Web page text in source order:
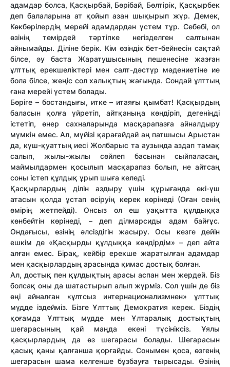
адамдар болса, Қасқырбай, Бөрібай, Бөлтірік, Қасқырбек
деп балаларына ат қойып азан шықырып жүр. Демек,
Көкбөрілердің мерейі адамдардан үстем тұр. Себебі, ол
өзінің темірдей тәртіпке негізделген салтынан
айнымайды. Діліне берік. Кім өзіндік бет-бейнесін сақтай
білсе, әу баста Жаратушысының пешенесіне жазған
ұлттық ерекшеліктері мен салт-дәстүр мәдениетіне ие
бола білсе, жеңіс сол халықтың жағында. Сондай ұлттың
ғана мерейі үстем болады.
Бөріге – бостандығы, итке – итаяғы қымбат! Қасқырдың
баласын қолға үйретіп, айтқаныңа көндіріп, дегеніңді
істетіп, өнер сахналарында масқарапазға айналдыру
мүмкін емес. Ал, мүйізі қарағайдай аң патшысы Арыстан
да, күш-қуаттың иесі Жолбарыс та аузында аздап тамақ
салып, жылы-жылы сөйлеп басынан сыйпаласаң,
маймылдармен қосылып масқарапаз болып, не айтсаң
соны істеп құлдық ұрып шыға келеді.
Қасқырлардың ділін аздыру үшін құрығанда екі-үш
атасын қолда ұстап өсіруің керек көрінеді (Оған сенің
өмірің жетпейді). Онсыз ол еш уақытта құлдыққа
көнбейтін көрінеді, – деп ділмарсиды адам байғұс.
Ондағысы, өзінің әлсіздігін жасыру. Осы кезге дейін
ешкім де «Қасқырды құлдыққа көндірдім» – деп айта
алған емес. Бірақ, кейбір ерекше жаратылған адамдар
мен қасқырлардың арасында қимас достық болған.
Ал, достық пен құлдықтың арасы аспан мен жердей. Біз
болсақ оны да шатастырып алып жүрміз. Сол үшін де біз
өңі айналған «ұлтсыз интернационализмнен» ұлттық
мүдде іздейміз. Бізге Ұлттық Демократия керек. Біздің
қоғамда Ұлттық мүдде мен Ұлтаралық достықтың
шегарасының қай маңда екені түсініксіз. Ұялы
қасқырлардың да өз шегарасы болады. Шегарасын
қасық қаны қалғанша қорғайды. Сонымен қоса, өзгенің
шегарасын шама келгенше бұзбауға тырысады. Өзінің